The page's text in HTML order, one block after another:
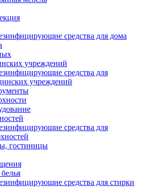
средства для дома
учреждений
средства для
учреждений
средства для
гостиницы
средства для стирки